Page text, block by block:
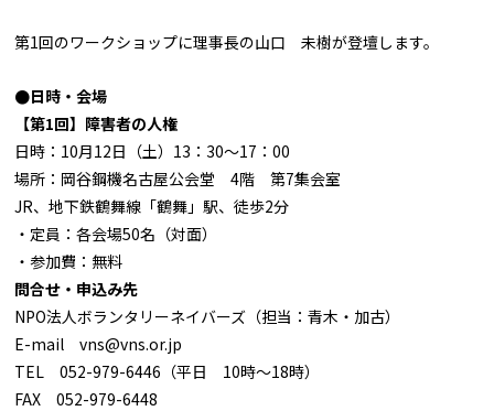
第1回のワークショップに理事長の山口 未樹が登壇します。
●日時・会場
【第1回】障害者の人権
日時：10月12日（土）13：30～17：00
場所：岡谷鋼機名古屋公会堂 4階 第7集会室
JR、地下鉄鶴舞線「鶴舞」駅、徒歩2分
・定員：各会場50名（対面）
・参加費：無料
問合せ・申込み先
NPO法人ボランタリーネイバーズ（担当：青木・加古）
E-mail vns@vns.or.jp
TEL 052-979-6446（平日 10時～18時）
FAX 052-979-6448